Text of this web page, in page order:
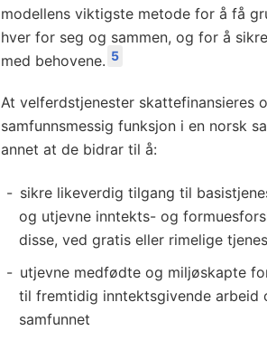
modellens viktigste metode for å få
hver for seg og sammen, og for å
med behovene. 5
At velferdstjenester skattefinansieres
samfunnsmessig funksjon i en norsk
annet at de bidrar til å:
sikre likeverdig tilgang til
og utjevne inntekts- og
disse, ved gratis eller rimelige
utjevne medfødte og miljøskapte
til fremtidig inntektsgivende arbeid
samfunnet